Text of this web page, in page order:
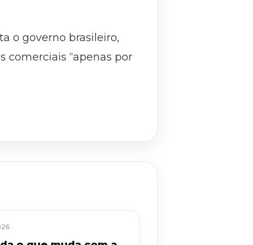
o governo brasileiro,
comerciais “apenas por